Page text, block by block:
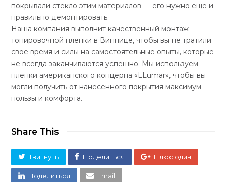
покрывали стекло этим материалов — его нужно еще и
правильно демонтировать.
Наша компания выполнит качественный монтаж
тонировочной пленки в Виннице, чтобы вы не тратили
свое время и силы на самостоятельные опыты, которые
не всегда заканчиваются успешно. Мы используем
пленки американского концерна «LLumar», чтобы вы
могли получить от нанесенного покрытия максимум
пользы и комфорта.
Share This
Твитнуть Поделиться Плюс один
Поделиться Email